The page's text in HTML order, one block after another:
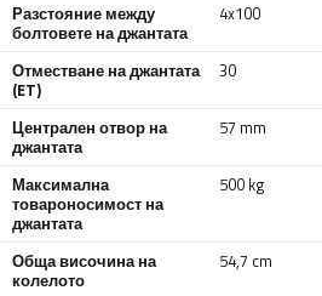
Разстояние между
болтовете на джантата
4x100
Отместване на джантата
(ET)
30
Централен отвор на
джантата
57 mm
Максимална
товароносимост на
джантата
500 kg
Обща височина на
колелото
54,7 cm